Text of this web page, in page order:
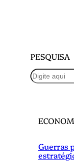
PESQUISA
P
e
Guerras